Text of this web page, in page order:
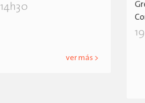
14h30
ver más >